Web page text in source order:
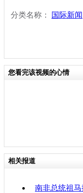
分类名称： 国际新闻
您看完该视频的心情
相关报道
南非总统祖